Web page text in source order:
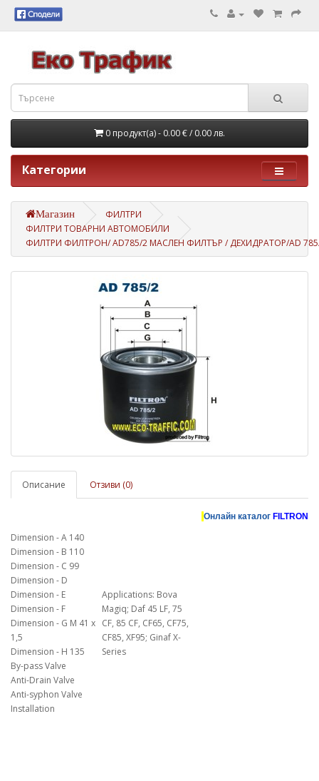
0 продукт(а) - 0.00 €/ 0.00 лв.
Категории
Магазин
ФИЛТРИ
ФИЛТРИ ТОВАРНИ АВТОМОБИЛИ
ФИЛТРИ ФИЛТРОН/ AD785/2 МАСЛЕН ФИЛТЪР / ДЕХИДРАТОР/AD
Описание Отзиви (0)
Онлайн каталог FILTRON
Dimension - A 140
Dimension - B 110
Dimension - C 99
Dimension - D
Dimension - E
Dimension - F
Dimension - G M 41 x
1,5
Dimension - H 135
By-pass Valve
Anti-Drain Valve
Anti-syphon Valve
Installation
Applications: Bova
Magiq; Daf 45 LF, 75
CF, 85 CF, CF65, CF75,
CF85, XF95; Ginaf X-
Series